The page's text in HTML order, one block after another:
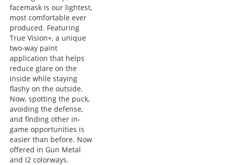
facemask is our lightest,
most comfortable ever
produced. Featuring
True Vision+, a unique
two-way paint
application that helps
reduce glare on the
inside while staying
flashy on the outside.
Now, spotting the puck,
avoiding the defense,
and finding other in-
game opportunities is
easier than before. Now
offered in Gun Metal
and I2 colorways.